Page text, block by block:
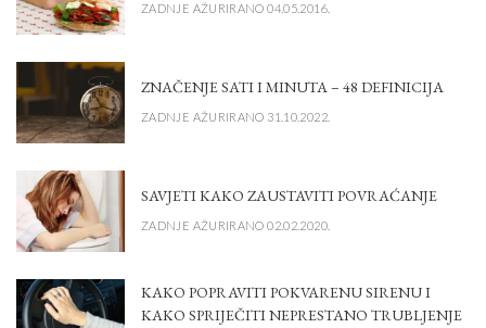
ZADNJE AŽURIRANO 04.05.2016.
ZNAČENJE SATI I MINUTA – 48 DEFINICIJA
ZADNJE AŽURIRANO 31.10.2022.
SAVJETI KAKO ZAUSTAVITI POVRAĆANJE
ZADNJE AŽURIRANO 02.02.2020.
KAKO POPRAVITI POKVARENU SIRENU I
KAKO SPRIJEČITI NEPRESTANO TRUBLJENJE